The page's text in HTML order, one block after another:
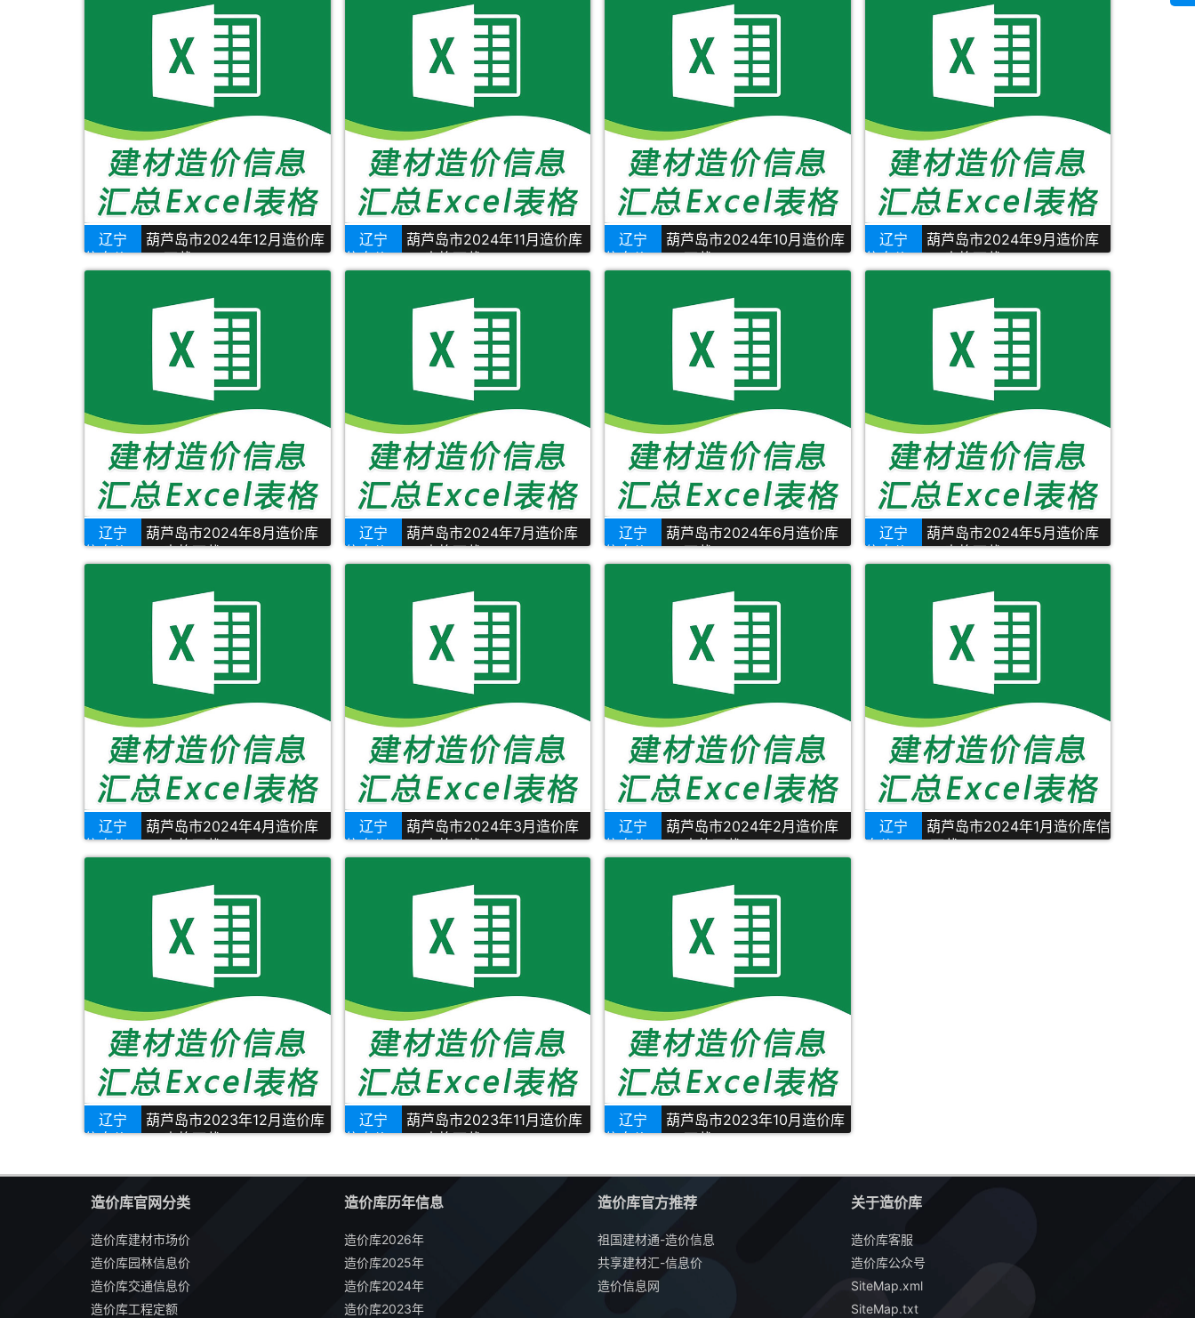
辽宁
葫芦岛市2024年12月造价库
信息价Excel下载
辽宁
葫芦岛市2024年11月造价库
信息价Excel表格下载
辽宁
葫芦岛市2024年10月造价库
信息价Excel下载
辽宁
葫芦岛市2024年9月造价库
信息价Excel表格下载
辽宁
葫芦岛市2024年8月造价库
信息价Excel表格下载
辽宁
葫芦岛市2024年7月造价库
信息价Excel表格下载
辽宁
葫芦岛市2024年6月造价库
信息价Excel下载
辽宁
葫芦岛市2024年5月造价库
信息价Excel表格下载
辽宁
葫芦岛市2024年4月造价库
信息价Excel表格下载
辽宁
葫芦岛市2024年3月造价库
信息价Excel表格下载
辽宁
葫芦岛市2024年2月造价库
信息价Excel表格下载
辽宁
葫芦岛市2024年1月造价库信
息价Excel下载
辽宁
葫芦岛市2023年12月造价库
信息价Excel表格下载
辽宁
葫芦岛市2023年11月造价库
信息价Excel表格下载
辽宁
葫芦岛市2023年10月造价库
信息价Excel下载
造价库官网分类
造价库建材市场价
造价库园林信息价
造价库交通信息价
造价库工程定额
造价库历年信息
造价库2026年
造价库2025年
造价库2024年
造价库2023年
造价库官方推荐
祖国建材通-造价信息
共享建材汇-信息价
造价信息网
关于造价库
造价库客服
造价库公众号
SiteMap.xml
SiteMap.txt